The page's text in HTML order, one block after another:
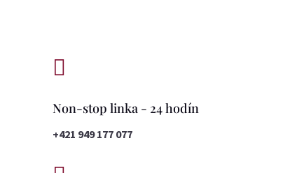

Non-stop linka - 24 hodín
+421 949 177 077